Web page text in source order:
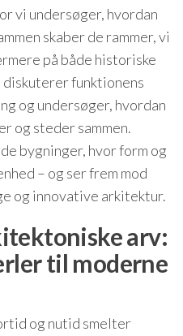
vi undersøger, hvordan
skaber de rammer, vi
på både historiske
funktionens
og undersøger, hvordan
og steder sammen.
bygninger, hvor form og
– og ser frem mod
og innovative arkitektur.
arv:
til moderne
og nutid smelter